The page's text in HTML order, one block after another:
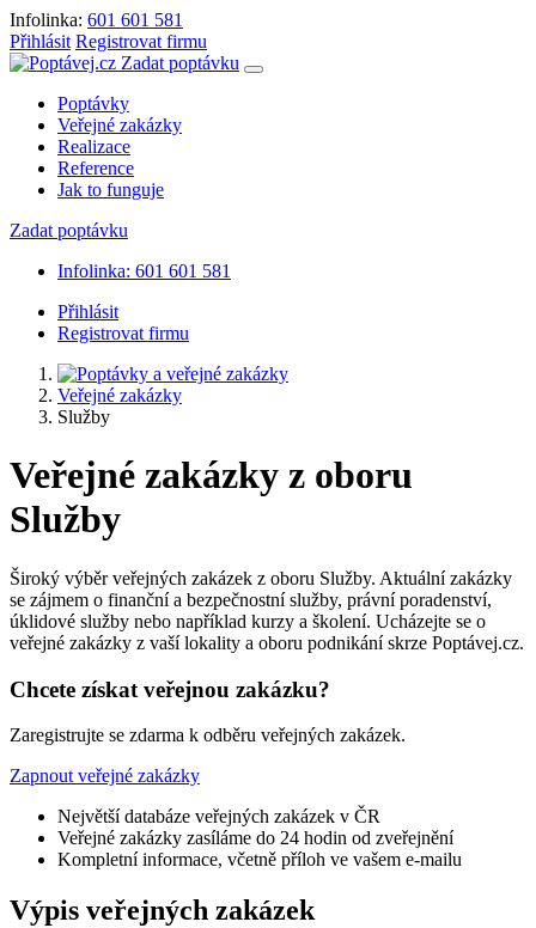
Infolinka: 601 601 581
Přihlásit Registrovat firmu
Zadat poptávku
Poptávky
Veřejné zakázky
Realizace
Reference
Jak to funguje
Zadat poptávku
Infolinka: 601 601 581
Přihlásit
Registrovat firmu
Veřejné zakázky
Služby
Veřejné zakázky z oboru
Služby
Široký výběr veřejných zakázek z oboru Služby. Aktuální zakázky
se zájmem o finanční a bezpečnostní služby, právní poradenství,
úklidové služby nebo například kurzy a školení. Ucházejte se o
veřejné zakázky z vaší lokality a oboru podnikání skrze Poptávej.cz.
Chcete získat veřejnou zakázku?
Zaregistrujte se zdarma k odběru veřejných zakázek.
Zapnout veřejné zakázky
Největší databáze veřejných zakázek v ČR
Veřejné zakázky zasíláme do 24 hodin od zveřejnění
Kompletní informace, včetně příloh ve vašem e-mailu
Výpis veřejných zakázek